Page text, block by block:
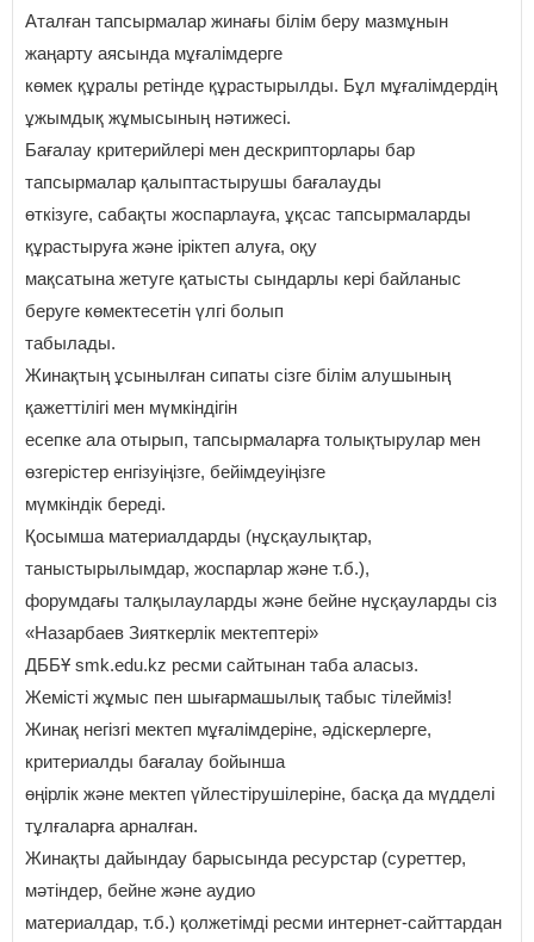
Аталған тапсырмалар жинағы білім беру мазмұнын
жаңарту аясында мұғалімдерге
көмек құралы ретінде құрастырылды. Бұл мұғалімдердің
ұжымдық жұмысының нәтижесі.
Бағалау критерийлері мен дескрипторлары бар
тапсырмалар қалыптастырушы бағалауды
өткізуге, сабақты жоспарлауға, ұқсас тапсырмаларды
құрастыруға және іріктеп алуға, оқу
мақсатына жетуге қатысты сындарлы кері байланыс
беруге көмектесетін үлгі болып
табылады.
Жинақтың ұсынылған сипаты сізге білім алушының
қажеттілігі мен мүмкіндігін
есепке ала отырып, тапсырмаларға толықтырулар мен
өзгерістер енгізуіңізге, бейімдеуіңізге
мүмкіндік береді.
Қосымша материалдарды (нұсқаулықтар,
таныстырылымдар, жоспарлар және т.б.),
форумдағы талқылауларды және бейне нұсқауларды сіз
«Назарбаев Зияткерлік мектептері»
ДББҰ smk.edu.kz ресми сайтынан таба аласыз.
Жемісті жұмыс пен шығармашылық табыс тілейміз!
Жинақ негізгі мектеп мұғалімдеріне, әдіскерлерге,
критериалды бағалау бойынша
өңірлік және мектеп үйлестірушілеріне, басқа да мүдделі
тұлғаларға арналған.
Жинақты дайындау барысында ресурстар (суреттер,
мәтіндер, бейне және аудио
материалдар, т.б.) қолжетімді ресми интернет-сайттардан